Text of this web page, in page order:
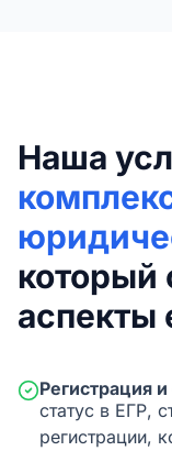
Наша
который
аспекты
Регистрация и
статус в ЕГР,
регистрации,